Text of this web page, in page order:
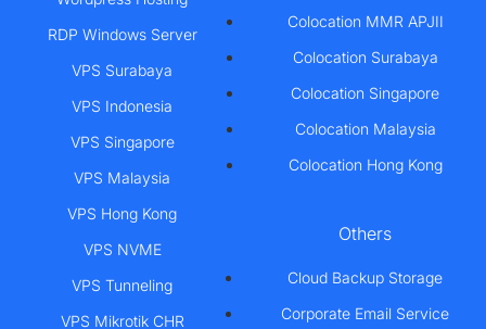
RDP Windows Server
VPS Surabaya
VPS Indonesia
VPS Singapore
VPS Malaysia
VPS Hong Kong
VPS NVME
VPS Tunneling
VPS Mikrotik CHR
Colocation MMR APJII
Colocation Surabaya
Colocation Singapore
Colocation Malaysia
Colocation Hong Kong
Others
Cloud Backup Storage
Corporate Email Service